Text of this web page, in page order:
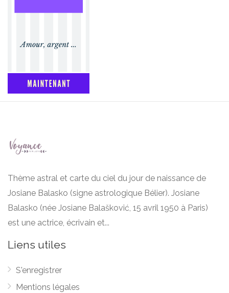
Thème astral et carte du ciel du jour de naissance de
Josiane Balasko (signe astrologique Bélier). Josiane
Balasko (née Josiane Balašković, 15 avril 1950 à Paris)
est une actrice, écrivain et...
Liens utiles
S'enregistrer
Mentions légales